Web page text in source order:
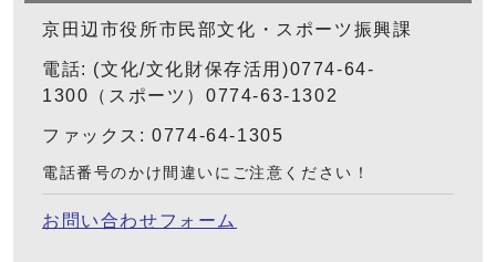
京田辺市役所市民部文化・スポーツ振興課
電話: (文化/文化財保存活用)0774-64-
1300（スポーツ）0774-63-1302
ファックス: 0774-64-1305
電話番号のかけ間違いにご注意ください！
お問い合わせフォーム